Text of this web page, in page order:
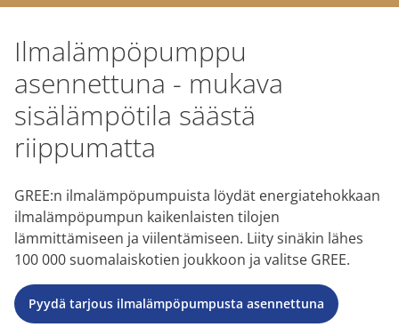
Ilmalämpöpumppu
asennettuna - mukava
sisälämpötila säästä
riippumatta
GREE:n ilmalämpöpumpuista löydät energiatehokkaan
ilmalämpöpumpun kaikenlaisten tilojen
lämmittämiseen ja viilentämiseen. Liity sinäkin lähes
100 000 suomalaiskotien joukkoon ja valitse GREE.
Pyydä tarjous ilmalämpöpumpusta asennettuna